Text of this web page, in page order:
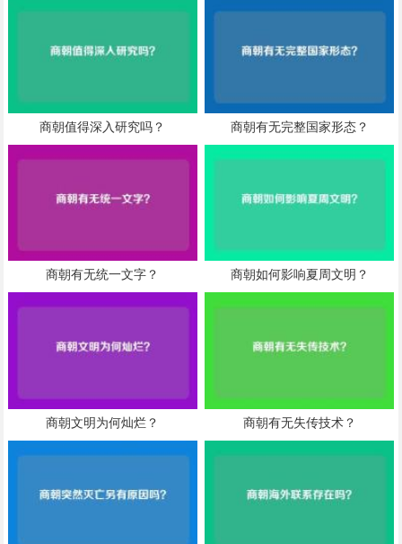
商朝值得深入研究吗？ 商朝有无完整国家形态？
商朝有无统一文字？ 商朝如何影响夏周文明？
商朝文明为何灿烂？ 商朝有无失传技术？